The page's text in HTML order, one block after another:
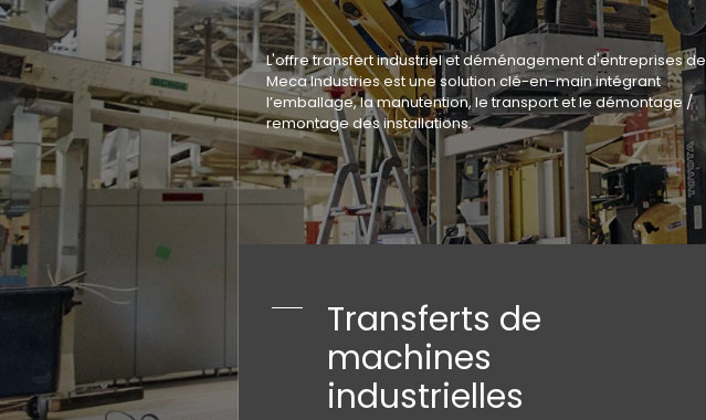
L'offre transfert industriel et déménagement d'entreprises de
Meca Industries est une solution clé-en-main intégrant
l’emballage, la manutention, le transport et le démontage /
remontage des installations.
Transferts de
machines
industrielles